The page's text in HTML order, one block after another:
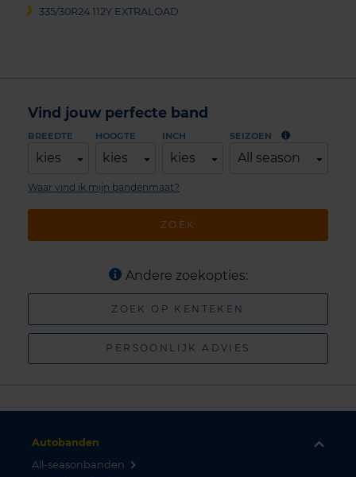
335/30R24 112Y EXTRALOAD
Vind jouw perfecte band
BREEDTE
kies
HOOGTE
kies
INCH
kies
SEIZOEN
All season
ZOEK
Waar vind ik mijn bandenmaat?
Andere zoekopties:
ZOEK OP KENTEKEN
PERSOONLIJK ADVIES
Autobanden
All-seasonbanden